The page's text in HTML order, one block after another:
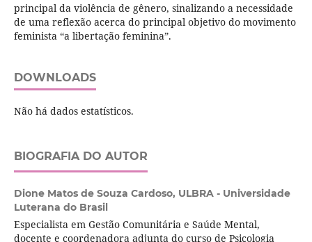
principal da violência de gênero, sinalizando a necessidade
de uma reflexão acerca do principal objetivo do movimento
feminista “a libertação feminina”.
DOWNLOADS
Não há dados estatísticos.
BIOGRAFIA DO AUTOR
Dione Matos de Souza Cardoso, ULBRA - Universidade
Luterana do Brasil
Especialista em Gestão Comunitária e Saúde Mental,
docente e coordenadora adjunta do curso de Psicologia